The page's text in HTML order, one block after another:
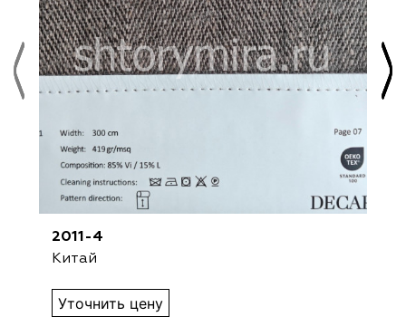
2011-4
Китай
Уточнить цену